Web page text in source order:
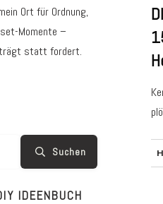
Ort für Ordnung,
Momente –
trägt statt fordert.
Suchen
IDEENBUCH